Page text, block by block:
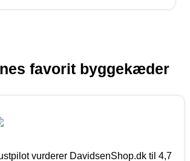
favorit byggekæder
vurderer DavidsenShop.dk til 4,7